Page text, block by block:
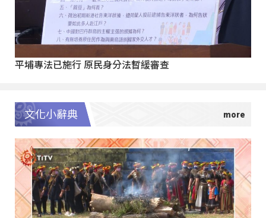
平埔專法已施行 原民身分法暫緩審查
文化小辭典